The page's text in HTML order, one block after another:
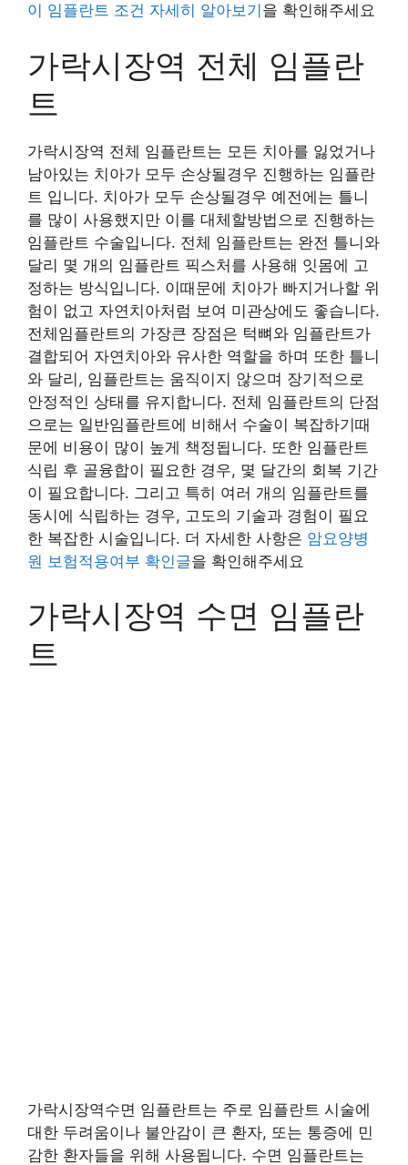
이 임플란트 조건 자세히 알아보기 을 확인해주세요
가락시장역 전체 임플란
트
가락시장역 전체 임플란트는 모든 치아를 잃었거나
남아있는 치아가 모두 손상될경우 진행하는 임플란
트 입니다. 치아가 모두 손상될경우 예전에는 틀니
를 많이 사용했지만 이를 대체할방법으로 진행하는
임플란트 수술입니다. 전체 임플란트는 완전 틀니와
달리 몇 개의 임플란트 픽스처를 사용해 잇몸에 고
정하는 방식입니다. 이때문에 치아가 빠지거나할 위
험이 없고 자연치아처럼 보여 미관상에도 좋습니다.
전체임플란트의 가장큰 장점은 턱뼈와 임플란트가
결합되어 자연치아와 유사한 역할을 하며 또한 틀니
와 달리, 임플란트는 움직이지 않으며 장기적으로
안정적인 상태를 유지합니다. 전체 임플란트의 단점
으로는 일반임플란트에 비해서 수술이 복잡하기때
문에 비용이 많이 높게 책정됩니다. 또한 임플란트
식립 후 골융합이 필요한 경우, 몇 달간의 회복 기간
이 필요합니다. 그리고 특히 여러 개의 임플란트를
동시에 식립하는 경우, 고도의 기술과 경험이 필요
한 복잡한 시술입니다. 더 자세한 사항은 암요양병
원 보험적용여부 확인글을 확인해주세요
가락시장역 수면 임플란
트
가락시장역수면 임플란트는 주로 임플란트 시술에
대한 두려움이나 불안감이 큰 환자, 또는 통증에 민
감한 환자들을 위해 사용됩니다. 수면 임플란트는